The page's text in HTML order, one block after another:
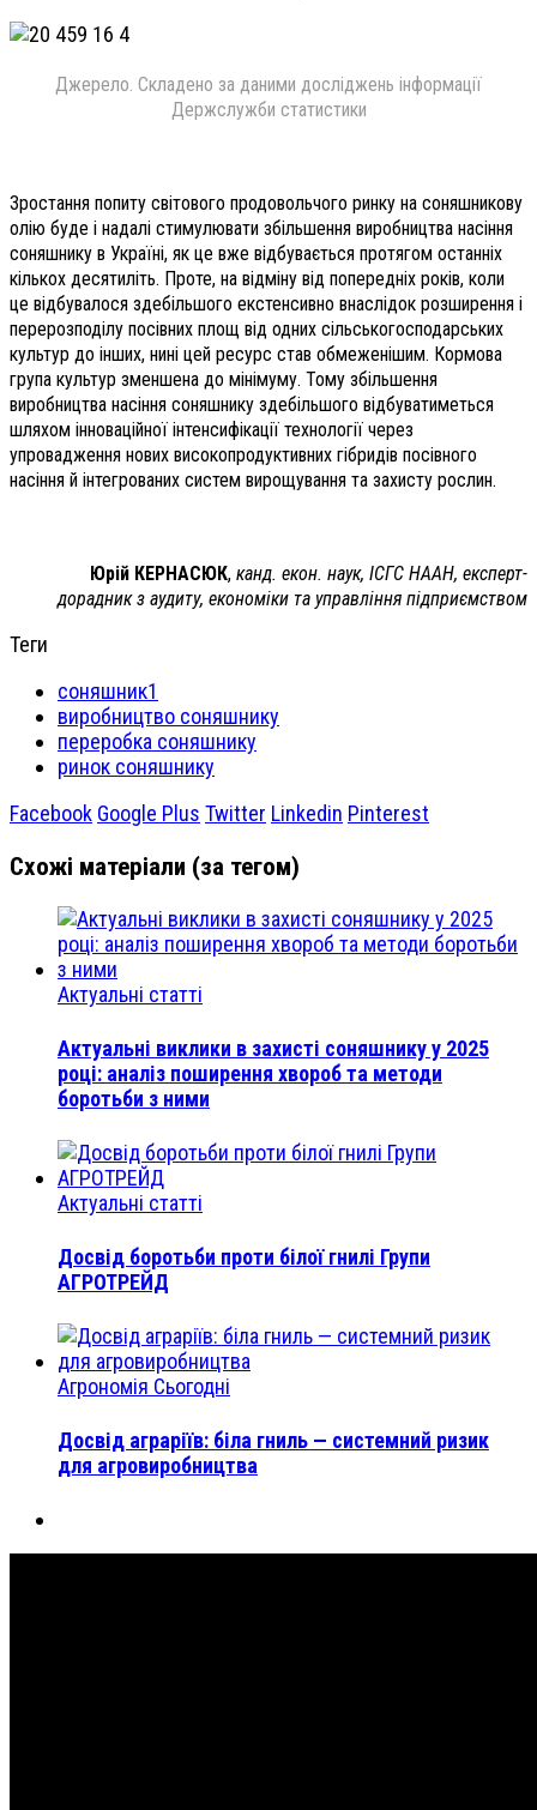
Джерело. Складено за даними досліджень інформації
Держслужби статистики
Зростання попиту світового продовольчого ринку на соняшникову
олію буде і надалі стимулювати збільшення виробництва насіння
соняшнику в Україні, як це вже відбувається протягом останніх
кількох десятиліть. Проте, на відміну від попередніх років, коли
це відбувалося здебільшого екстенсивно внаслідок розширення і
перерозподілу посівних площ від одних сільськогосподарських
культур до інших, нині цей ресурс став обмеженішим. Кормова
група культур зменшена до мінімуму. Тому збільшення
виробництва насіння соняшнику здебільшого відбуватиметься
шляхом інноваційної інтенсифікації технології через
упровадження нових високопродуктивних гібридів посівного
насіння й інтегрованих систем вирощування та захисту рослин.
Юрій КЕРНАСЮК, канд. екон. наук, ІСГС НААН, експерт-
дорадник з аудиту, економіки та управління підприємством
Теги
соняшник1
виробництво соняшнику
переробка соняшнику
ринок соняшнику
Facebook Google Plus Twitter Linkedin Pinterest
Схожі матеріали (за тегом)
Актуальні статті
Актуальні виклики в захисті соняшнику у 2025
році: аналіз поширення хвороб та методи
боротьби з ними
Актуальні статті
Досвід боротьби проти білої гнилі Групи
АГРОТРЕЙД
Агрономія Сьогодні
Досвід аграріїв: біла гниль — системний ризик
для агровиробництва